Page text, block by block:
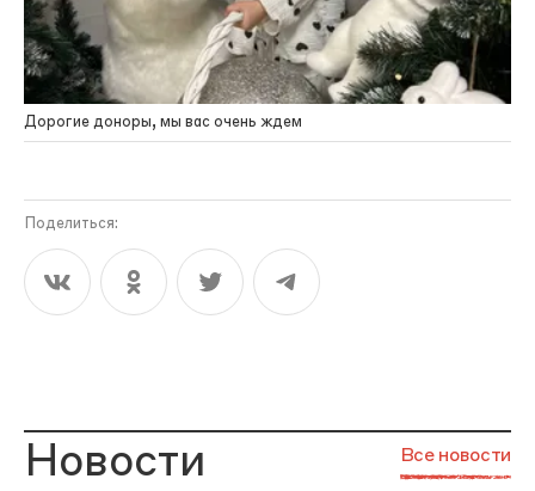
Дорогие доноры, мы вас очень ждем
Поделиться:
Новости Все новости